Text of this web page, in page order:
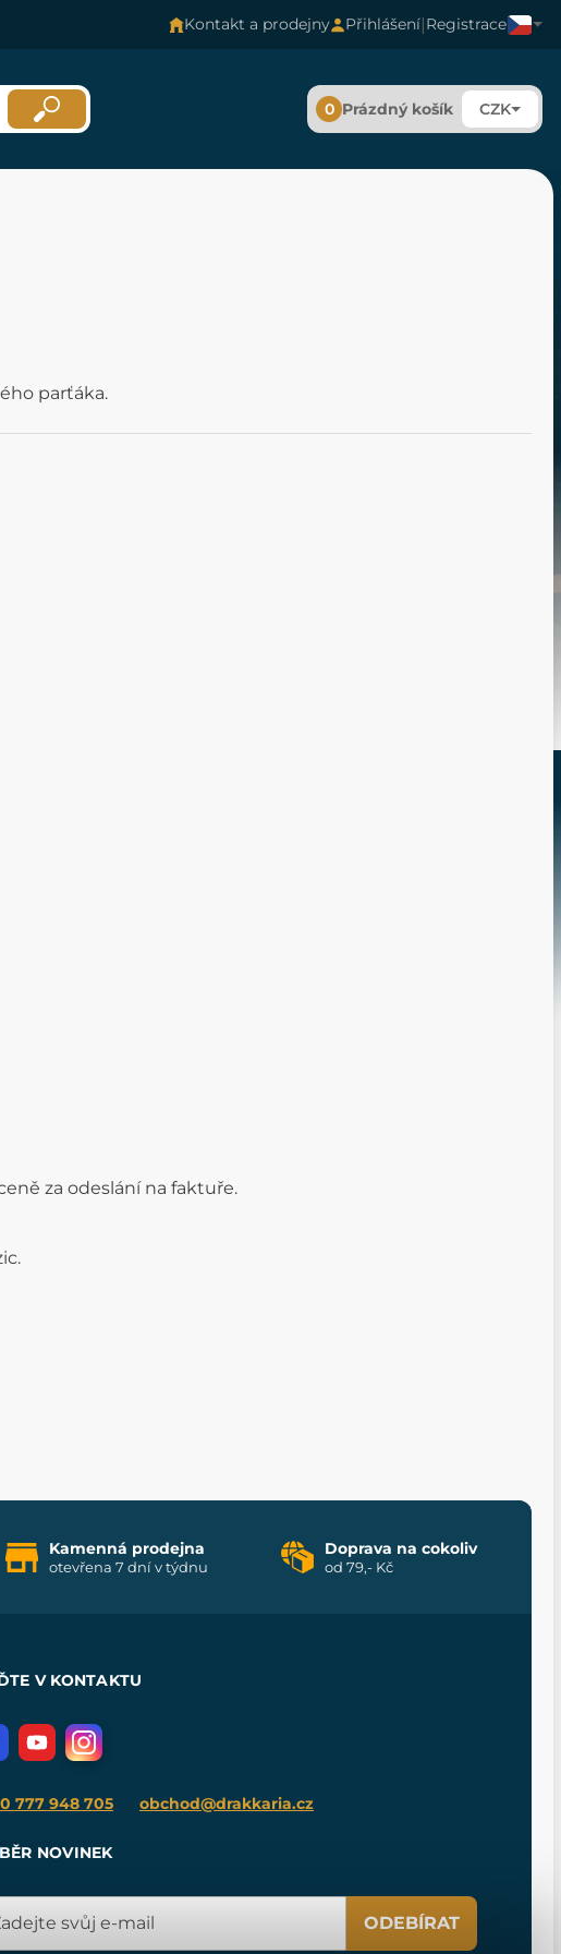
Kontakt a prodejny Přihlášení|Registrace
0 Prázdný košík CZK
parťáka.
za odeslání na faktuře.
Kamenná prodejna
otevřena 7 dní v týdnu
Doprava na cokoliv
od 79,- Kč
V KONTAKTU
777 948 705 obchod@drakkaria.cz
NOVINEK
ODEBÍRAT